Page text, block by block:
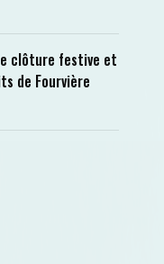
clôture festive et
de Fourvière